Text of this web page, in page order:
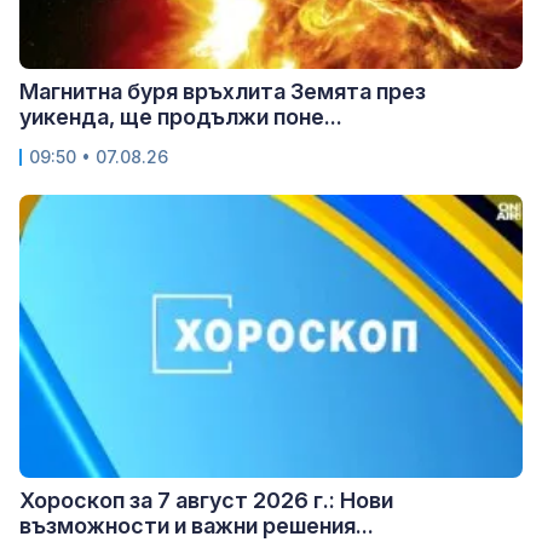
Магнитна буря връхлита Земята през
уикенда, ще продължи поне...
09:50 • 07.08.26
Хороскоп за 7 август 2026 г.: Нови
възможности и важни решения...